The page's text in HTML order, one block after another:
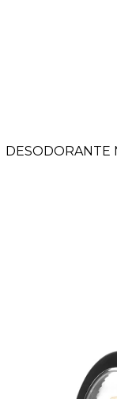
DESODORANTE